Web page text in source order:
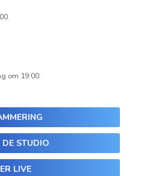
om 19:00.
STUDIO
LIVE